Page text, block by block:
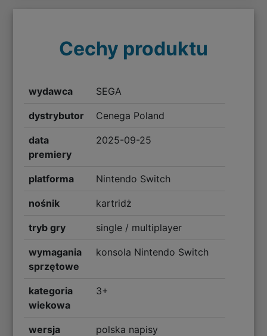
Cechy produktu
wydawca SEGA
dystrybutor Cenega Poland
data
premiery
2025-09-25
platforma Nintendo Switch
nośnik kartridż
tryb gry single / multiplayer
wymagania
sprzętowe
konsola Nintendo Switch
kategoria
wiekowa
3+
wersja
polska napisy